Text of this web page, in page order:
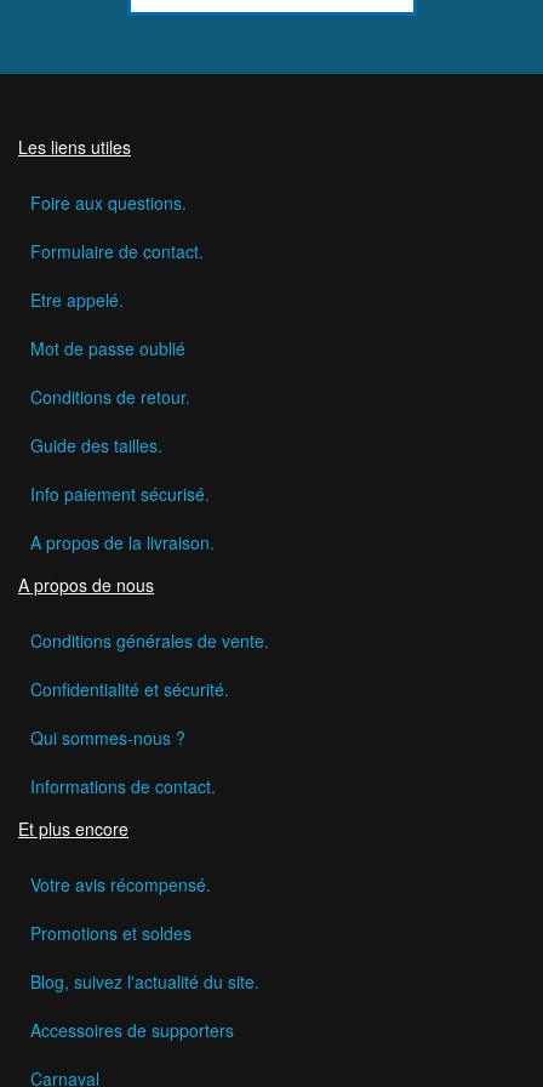
Les liens utiles
Foire aux questions.
Formulaire de contact.
Etre appelé.
Mot de passe oublié
Conditions de retour.
Guide des tailles.
Info paiement sécurisé.
A propos de la livraison.
A propos de nous
Conditions générales de vente.
Confidentialité et sécurité.
Qui sommes-nous ?
Informations de contact.
Et plus encore
Votre avis récompensé.
Promotions et soldes
Blog, suivez l'actualité du site.
Accessoires de supporters
Carnaval